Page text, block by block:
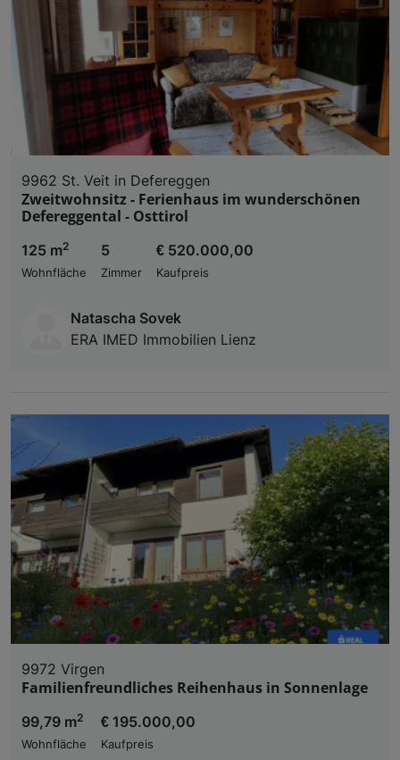
9962 St. Veit in Defereggen
Zweitwohnsitz - Ferienhaus im wunderschönen
Defereggental - Osttirol
125 m2
Wohnfläche
5
Zimmer
€ 520.000,00
Kaufpreis
Natascha Sovek
ERA IMED Immobilien Lienz
9972 Virgen
Familienfreundliches Reihenhaus in Sonnenlage
99,79 m2
Wohnfläche
€ 195.000,00
Kaufpreis